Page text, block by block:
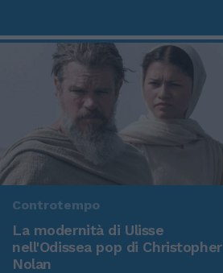
Controtempo
La modernità di Ulisse
nell'Odissea pop di Christopher
Nolan